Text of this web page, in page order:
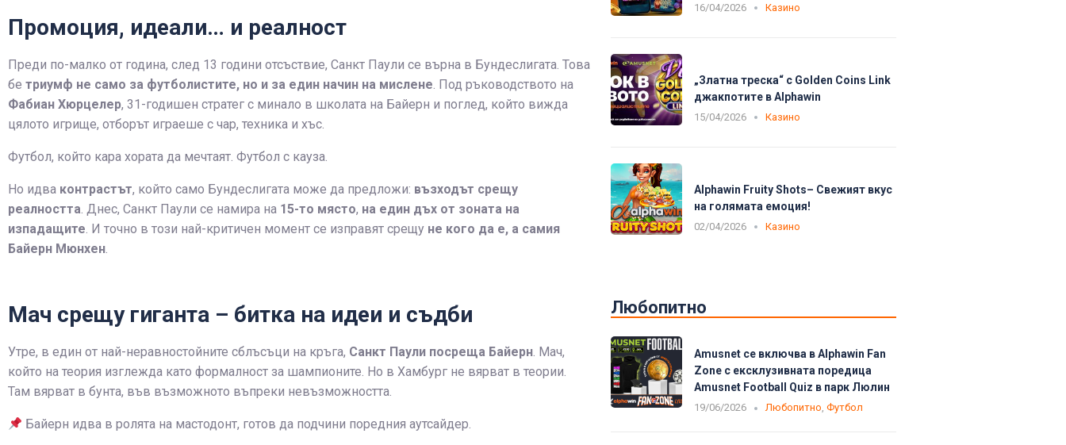
Промоция, идеали… и реалност
Преди по-малко от година, след 13 години отсъствие, Санкт Паули се върна в Бундеслигата. Това
бе триумф не само за футболистите, но и за един начин на мислене. Под ръководството на
Фабиан Хюрцелер, 31-годишен стратег с минало в школата на Байерн и поглед, който вижда
цялото игрище, отборът играеше с чар, техника и хъс.
Футбол, който кара хората да мечтаят. Футбол с кауза.
Но идва контрастът, който само Бундеслигата може да предложи: възходът срещу
реалността. Днес, Санкт Паули се намира на 15-то място, на един дъх от зоната на
изпадащите. И точно в този най-критичен момент се изправят срещу не кого да е, а самия
Байерн Мюнхен.
Мач срещу гиганта – битка на идеи и съдби
Утре, в един от най-неравностойните сблъсъци на кръга, Санкт Паули посреща Байерн. Мач,
който на теория изглежда като формалност за шампионите. Но в Хамбург не вярват в теории.
Там вярват в бунта, във възможното въпреки невъзможността.
Байерн идва в ролята на мастодонт, готов да подчини поредния аутсайдер.
16/04/2026 Казино
„Златна треска“ с Golden Coins Link
джакпотите в Alphawin
15/04/2026 Казино
Alphawin Fruity Shots– Свежият вкус
на голямата емоция!
02/04/2026 Казино
Любопитно
Amusnet се включва в Alphawin Fan
Zone с ексклузивната поредица
Amusnet Football Quiz в парк Люлин
19/06/2026 Любопитно, Футбол